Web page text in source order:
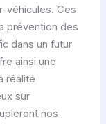
véhicules. Ces
prévention des
dans un futur
ainsi une
réalité
sur
nos